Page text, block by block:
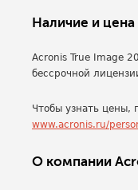
Наличие и цена
Acronis True Image
бессрочной
Чтобы узнать цены,
www.acronis.ru/
О компании